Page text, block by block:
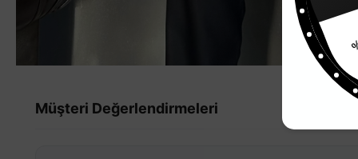
Müşteri Değerlendirmeleri